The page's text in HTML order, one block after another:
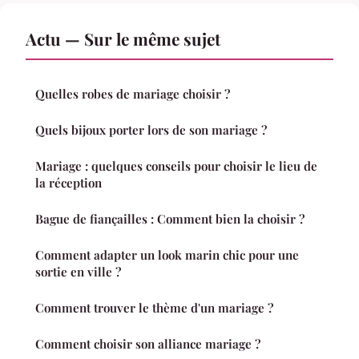
Actu — Sur le même sujet
Quelles robes de mariage choisir ?
Quels bijoux porter lors de son mariage ?
Mariage : quelques conseils pour choisir le lieu de
la réception
Bague de fiançailles : Comment bien la choisir ?
Comment adapter un look marin chic pour une
sortie en ville ?
Comment trouver le thème d'un mariage ?
Comment choisir son alliance mariage ?